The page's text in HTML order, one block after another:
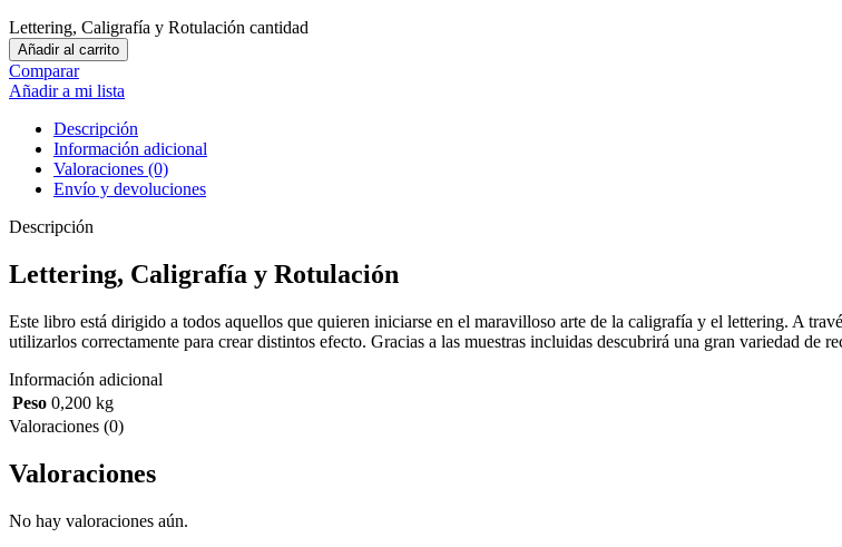
Lettering, Caligrafía y Rotulación cantidad
Añadir al carrito
Comparar
Añadir a mi lista
Descripción
Información adicional
Valoraciones (0)
Envío y devoluciones
Descripción
Lettering, Caligrafía y Rotulación
Este libro está dirigido a todos aquellos que quieren iniciarse en el maravilloso arte de la caligrafía y el lettering. A
utilizarlos correctamente para crear distintos efecto. Gracias a las muestras incluidas descubrirá una gran variedad de
Información adicional
Peso 0,200 kg
Valoraciones (0)
Valoraciones
No hay valoraciones aún.